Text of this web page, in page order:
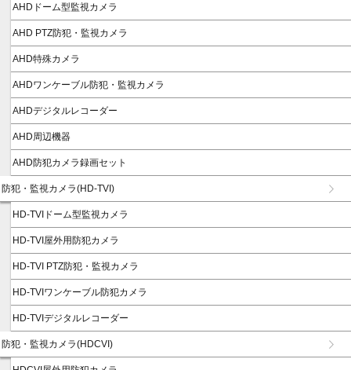
AHDドーム型監視カメラ
AHD PTZ防犯・監視カメラ
AHD特殊カメラ
AHDワンケーブル防犯・監視カメラ
AHDデジタルレコーダー
AHD周辺機器
AHD防犯カメラ録画セット
防犯・監視カメラ(HD-TVI)
HD-TVIドーム型監視カメラ
HD-TVI屋外用防犯カメラ
HD-TVI PTZ防犯・監視カメラ
HD-TVIワンケーブル防犯カメラ
HD-TVIデジタルレコーダー
防犯・監視カメラ(HDCVI)